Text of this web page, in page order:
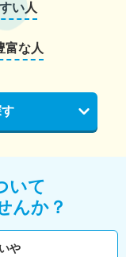
い人
富な人
いて
んか？
や